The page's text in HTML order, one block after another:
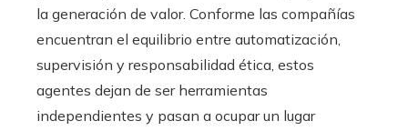
la generación de valor. Conforme las compañías
encuentran el equilibrio entre automatización,
supervisión y responsabilidad ética, estos
agentes dejan de ser herramientas
independientes y pasan a ocupar un lugar